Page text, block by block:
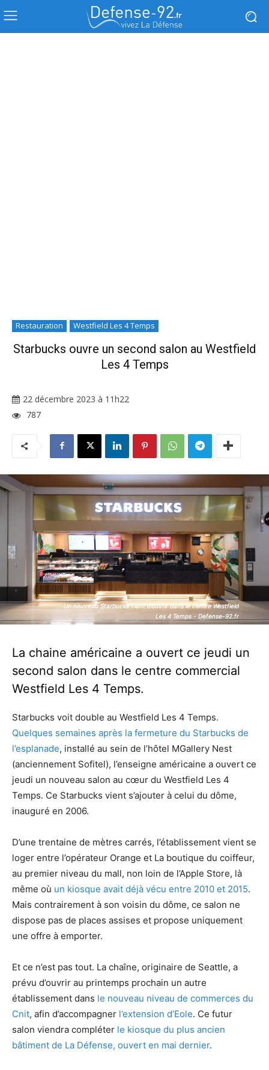
Restauration Westfield Les 4 Temps
Starbucks ouvre un second salon au Westfield
Les 4 Temps
22 décembre 2023 à 11h22
787
Un nouveau Starbucks vient d’ouvrir dans le centre Westfield
Les 4 Temps - Defense-92.fr
Un nouveau Starbucks vient d’ouvrir dans le centre Westfield
Les 4 Temps - Defense-92.fr
La chaine américaine a ouvert ce jeudi un
second salon dans le centre commercial
Westfield Les 4 Temps.
Starbucks voit double au Westfield Les 4 Temps.
Quelques semaines après la fermeture du Starbucks de
l’esplanade, installé au sein de l’hôtel MGallery Nest
(anciennement Sofitel), l’enseigne américaine a ouvert ce
jeudi un nouveau salon au cœur du Westfield Les 4
Temps. Ce Starbucks vient s’ajouter à celui du dôme,
inauguré en 2006.
D’une trentaine de mètres carrés, l’établissement vient se
loger entre l’opérateur Orange et La boutique du coiffeur,
au premier niveau du mall, non loin de l’Apple Store, là
même où un kiosque avait déjà vécu entre 2010 et 2015.
Mais contrairement à son voisin du dôme, ce salon ne
dispose pas de places assises et propose uniquement
une offre à emporter.
Et ce n’est pas tout. La chaîne, originaire de Seattle, a
prévu d’ouvrir au printemps prochain un autre
établissement dans le nouveau niveau de commerces du
Cnit, afin d’accompagner l’extension d’Eole. Ce futur
salon viendra compléter le kiosque du plus ancien
bâtiment de La Défense, ouvert en mai dernier.